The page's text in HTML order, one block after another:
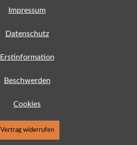
Impressum
Datenschutz
Erstinformation
Beschwerden
Cookies
Vertrag widerrufen